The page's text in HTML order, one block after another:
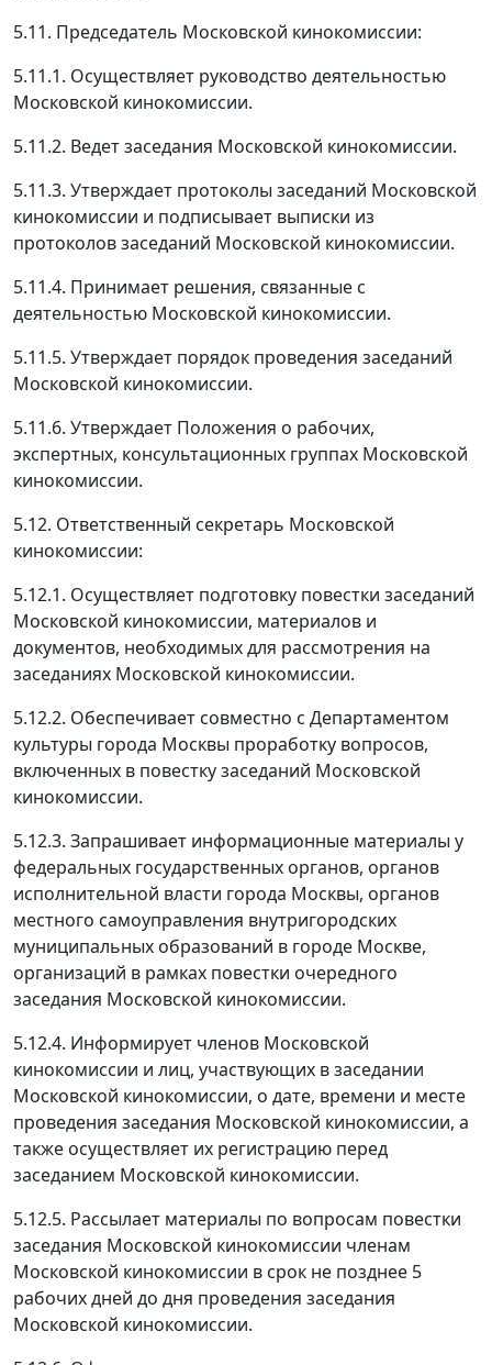
5.11. Председатель Московской кинокомиссии:
5.11.1. Осуществляет руководство деятельностью
Московской кинокомиссии.
5.11.2. Ведет заседания Московской кинокомиссии.
5.11.3. Утверждает протоколы заседаний Московской
кинокомиссии и подписывает выписки из
протоколов заседаний Московской кинокомиссии.
5.11.4. Принимает решения, связанные с
деятельностью Московской кинокомиссии.
5.11.5. Утверждает порядок проведения заседаний
Московской кинокомиссии.
5.11.6. Утверждает Положения о рабочих,
экспертных, консультационных группах Московской
кинокомиссии.
5.12. Ответственный секретарь Московской
кинокомиссии:
5.12.1. Осуществляет подготовку повестки заседаний
Московской кинокомиссии, материалов и
документов, необходимых для рассмотрения на
заседаниях Московской кинокомиссии.
5.12.2. Обеспечивает совместно с Департаментом
культуры города Москвы проработку вопросов,
включенных в повестку заседаний Московской
кинокомиссии.
5.12.3. Запрашивает информационные материалы у
федеральных государственных органов, органов
исполнительной власти города Москвы, органов
местного самоуправления внутригородских
муниципальных образований в городе Москве,
организаций в рамках повестки очередного
заседания Московской кинокомиссии.
5.12.4. Информирует членов Московской
кинокомиссии и лиц, участвующих в заседании
Московской кинокомиссии, о дате, времени и месте
проведения заседания Московской кинокомиссии, а
также осуществляет их регистрацию перед
заседанием Московской кинокомиссии.
5.12.5. Рассылает материалы по вопросам повестки
заседания Московской кинокомиссии членам
Московской кинокомиссии в срок не позднее 5
рабочих дней до дня проведения заседания
Московской кинокомиссии.